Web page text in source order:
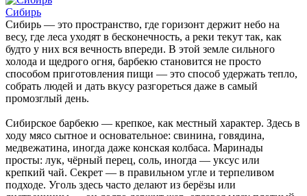
Сибирь
Сибирь — это пространство, где горизонт держит небо на
весу, где леса уходят в бесконечность, а реки текут так, как
будто у них вся вечность впереди. В этой земле сильного
холода и щедрого огня, барбекю становится не просто
способом приготовления пищи — это способ удержать тепло,
собрать людей и дать вкусу разгореться даже в самый
промозглый день.
Сибирское барбекю — крепкое, как местный характер. Здесь в
ходу мясо сытное и основательное: свинина, говядина,
медвежатина, иногда даже конская колбаса. Маринады
просты: лук, чёрный перец, соль, иногда — уксус или
крепкий чай. Секрет — в правильном угле и терпеливом
подходе. Уголь здесь часто делают из берёзы или